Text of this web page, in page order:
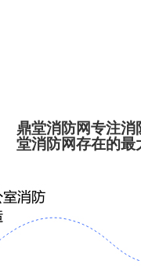
鼎堂消防网专注
堂消防网存在的最